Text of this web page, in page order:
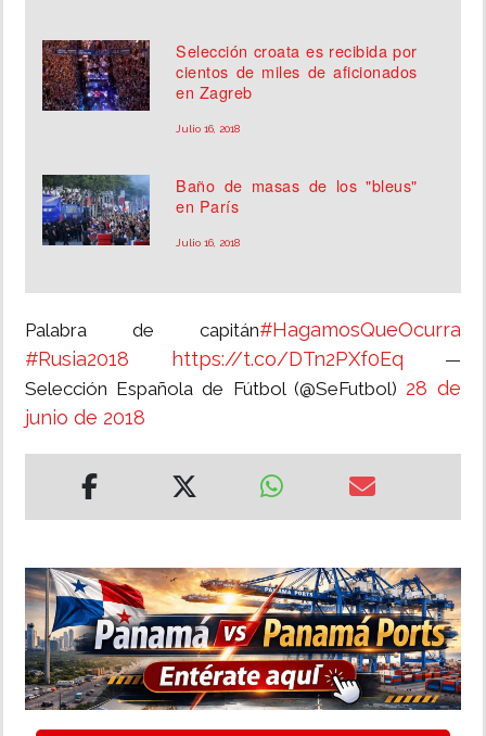
Selección croata es recibida por
cientos de miles de aficionados
en Zagreb
Julio 16, 2018
Baño de masas de los "bleus"
en París
Julio 16, 2018
Palabra de capitán#HagamosQueOcurra
#Rusia2018
https://t.co/DTn2PXf0Eq —
Selección Española de Fútbol (@SeFutbol) 28 de
junio de 2018